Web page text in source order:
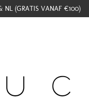
NL (GRATIS VANAF €100)